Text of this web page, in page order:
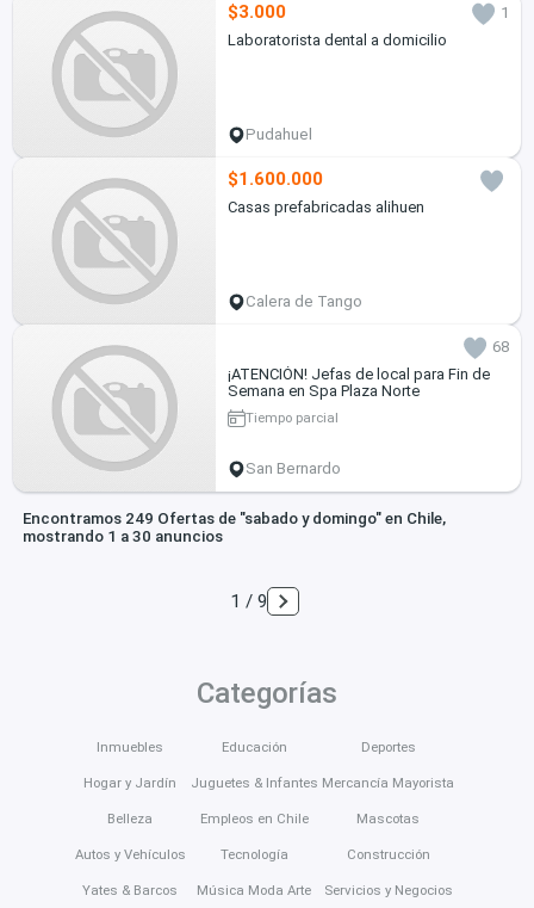
$3.000
1
Laboratorista dental a domicilio
Pudahuel
$1.600.000
Casas prefabricadas alihuen
Calera de Tango
68
¡ATENCIÓN! Jefas de local para Fin de
Semana en Spa Plaza Norte
Tiempo parcial
San Bernardo
Encontramos 249 Ofertas de "sabado y domingo" en Chile,
mostrando 1 a 30 anuncios
1 / 9
Categorías
Inmuebles
Hogar y Jardín
Belleza
Autos y Vehículos
Yates & Barcos
Educación
Juguetes & Infantes
Empleos en Chile
Tecnología
Música Moda Arte
Deportes
Mercancía Mayorista
Mascotas
Construcción
Servicios y Negocios